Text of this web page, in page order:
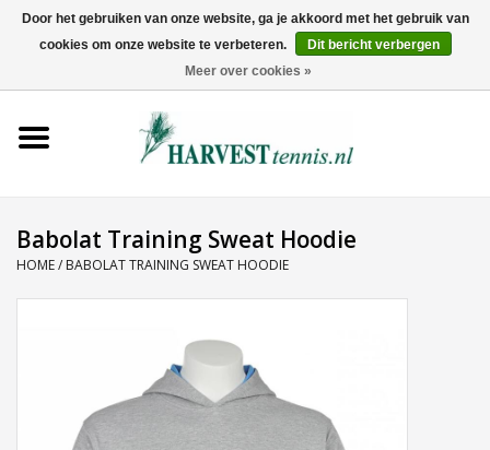
0 Artikelen - €0,00
Tenniskleding
Babolat Training Sweat Hoodie
HOME/ BABOLAT TRAINING SWEAT HOODIE
Door het gebruiken van onze website, ga je akkoord met het gebruik van
cookies om onze website te verbeteren.
Dit bericht verbergen
Meer over cookies »